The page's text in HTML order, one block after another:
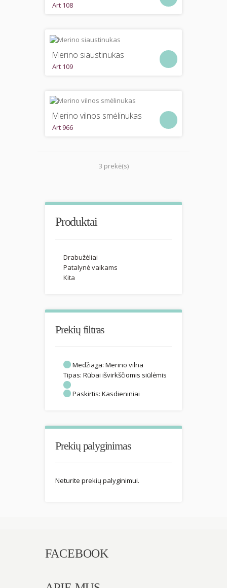
Art 108
Merino siaustinukas
Art 109
Merino vilnos smėlinukas
Art 966
3 prekė(s)
Produktai
Drabužėliai
Patalynė vaikams
Kita
Prekių filtras
Medžiaga: Merino vilna
Tipas: Rūbai išvirkščiomis siūlėmis
Paskirtis: Kasdieniniai
Prekių palyginimas
Neturite prekių palyginimui.
FACEBOOK